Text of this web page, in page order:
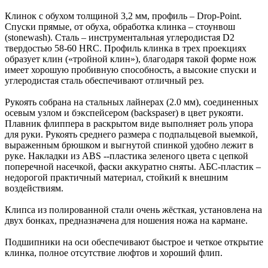
Клинок с обухом толщиной 3,2 мм, профиль – Drop-Point.
Спуски прямые, от обуха, обработка клинка – стоунвош
(stonewash). Сталь – инструментальная углеродистая D2
твердостью 58-60 HRC. Профиль клинка в трех проекциях
образует клин («тройной клин»), благодаря такой форме нож
имеет хорошую пробивную способность, а высокие спуски и
углеродистая сталь обеспечивают отличный рез.
Рукоять собрана на стальных лайнерах (2.0 мм), соединенных
осевым узлом и бэкспейсером (backspaser) в цвет рукояти.
Плавник флиппера в раскрытом виде выполняет роль упора
для руки. Рукоять среднего размера с подпальцевой выемкой,
выраженным брюшком и выгнутой спинкой удобно лежит в
руке. Накладки из ABS --пластика зеленого цвета с цепкой
поперечной насечкой, фаски аккуратно сняты. АБС-пластик –
недорогой практичный материал, стойкий к внешним
воздействиям.
Клипса из полированной стали очень жёсткая, установлена на
двух бонках, предназначена для ношения ножа на кармане.
Подшипники на оси обеспечивают быстрое и четкое открытие
клинка, полное отсутствие люфтов и хороший флип.